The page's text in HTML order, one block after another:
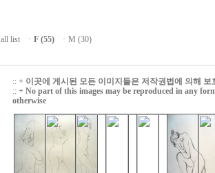
all list ㆍ F (55) ㆍ M (30)
:: + 이곳에 게시된 모든 이미지들은 저작권법에 의해
:: + No part of this images may be reproduced in any
otherwise